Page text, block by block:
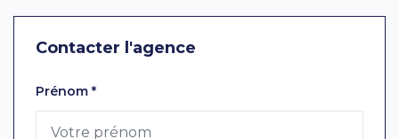
Contacter l'agence
Laissez ce champ vide
Prénom *